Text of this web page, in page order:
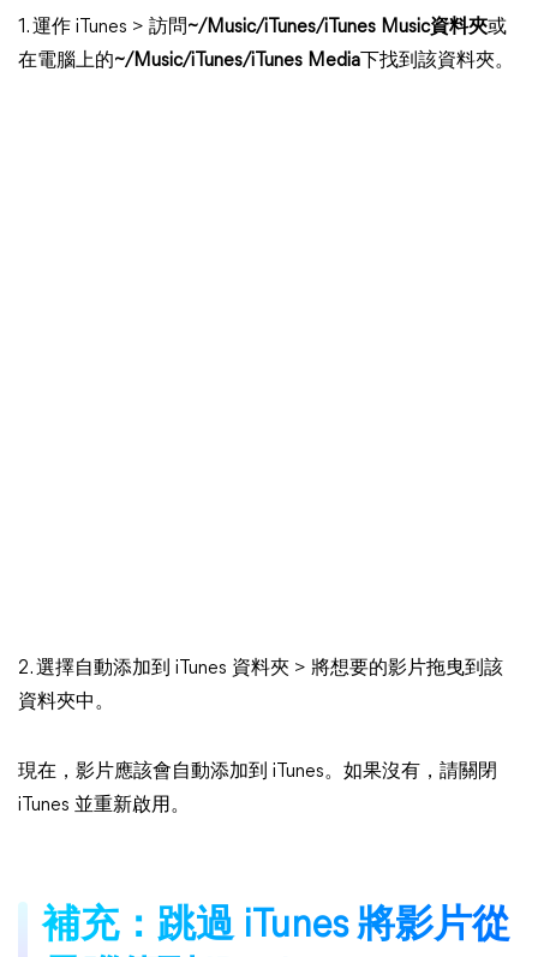
1. 運作 iTunes > 訪問~/Music/iTunes/iTunes Music資料夾或
在電腦上的~/Music/iTunes/iTunes Media 下找到該資料夾。
2. 選擇自動添加到 iTunes 資料夾 > 將想要的影片拖曳到該
資料夾中。
現在，影片應該會自動添加到 iTunes。如果沒有，請關閉
iTunes 並重新啟用。
補充：跳過 iTunes 將影片從